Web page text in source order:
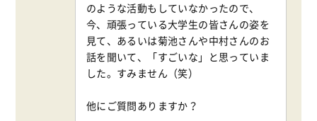
のような活動もしていなかったので、
今、頑張っている大学生の皆さんの姿を
見て、あるいは菊池さんや中村さんのお
話を聞いて、「すごいな」と思っていま
した。すみません（笑）
他にご質問ありますか？